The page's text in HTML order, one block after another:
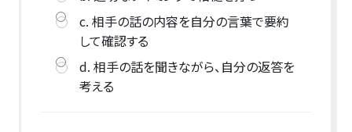
c. 相手の話の内容を自分の言葉で要約
して確認する
d. 相手の話を聞きながら、自分の返答を
考える